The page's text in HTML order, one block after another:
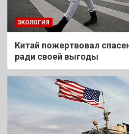
ЭКОЛОГИЯ
Китай пожертвовал
ради своей выгоды